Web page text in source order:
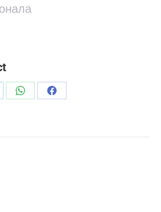
ПоделитьсяПоделиться